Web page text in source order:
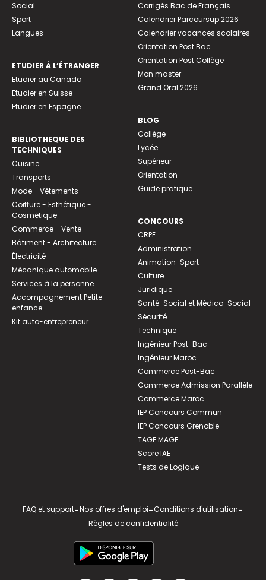
Social
Sport
Langues
ETUDIER À L’ÉTRANGER
Etudier au Canada
Etudier en Suisse
Etudier en Espagne
BIBLIOTHEQUE DES
TECHNIQUES
Cuisine
Transports
Mode - Vêtements
Coiffure - Esthétique -
Cosmétique
Commerce - Vente
Bâtiment - Architecture
Électricité
Mécanique automobile
Services à la personne
Accompagnement Petite
enfance
Kit auto-entrepreneur
Corrigés Bac de Français
Calendrier Parcoursup 2026
Calendrier vacances scolaires
Orientation Post Bac
Orientation Post Collège
Mon master
Grand Oral 2026
BLOG
Collège
Lycée
Supérieur
Orientation
Guide pratique
CONCOURS
CRPE
Administration
Animation-Sport
Culture
Juridique
Santé-Social et Médico-Social
Sécurité
Technique
Ingénieur Post-Bac
Ingénieur Maroc
Commerce Post-Bac
Commerce Admission Parallèle
Commerce Maroc
IEP Concours Commun
IEP Concours Grenoble
TAGE MAGE
Score IAE
Tests de Logique
FAQ et support-Nos offres d'emploi-Conditions d'utilisation-
Règles de confidentialité